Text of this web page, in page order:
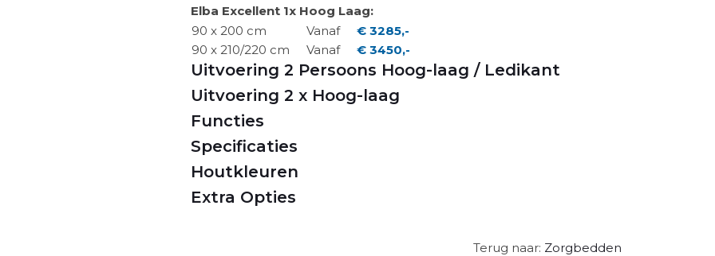
Elba Excellent 1x Hoog Laag:
90 x 200 cm
90 x 210/220 cm
Vanaf
Vanaf
€ 3285,-
€ 3450,-
Uitvoering 2 Persoons Hoog-laag / Ledikant
Uitvoering 2 x Hoog-laag
Functies
Specificaties
Houtkleuren
Extra Opties
Terug naar: Zorgbedden